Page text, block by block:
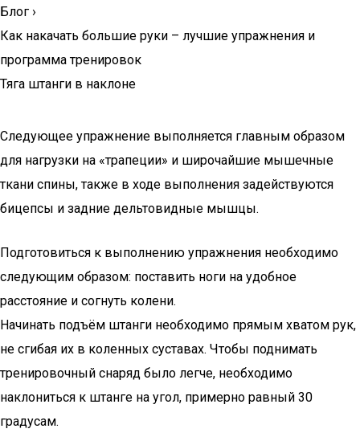
Блог ›
Как накачать большие руки – лучшие упражнения и
программа тренировок
Тяга штанги в наклоне
Следующее упражнение выполняется главным образом
для нагрузки на «трапеции» и широчайшие мышечные
ткани спины, также в ходе выполнения задействуются
бицепсы и задние дельтовидные мышцы.
Подготовиться к выполнению упражнения необходимо
следующим образом: поставить ноги на удобное
расстояние и согнуть колени.
Начинать подъём штанги необходимо прямым хватом рук,
не сгибая их в коленных суставах. Чтобы поднимать
тренировочный снаряд было легче, необходимо
наклониться к штанге на угол, примерно равный 30
градусам.